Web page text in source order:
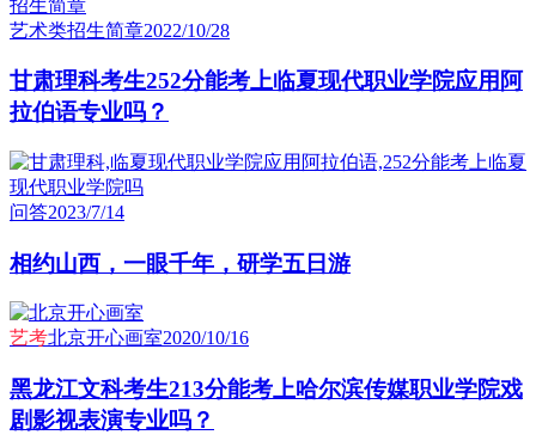
艺术类招生简章2022/10/28
甘肃理科考生252分能考上临夏现代职业学院应用阿
拉伯语专业吗？
问答2023/7/14
相约山西，一眼千年，研学五日游
艺考北京开心画室2020/10/16
黑龙江文科考生213分能考上哈尔滨传媒职业学院戏
剧影视表演专业吗？